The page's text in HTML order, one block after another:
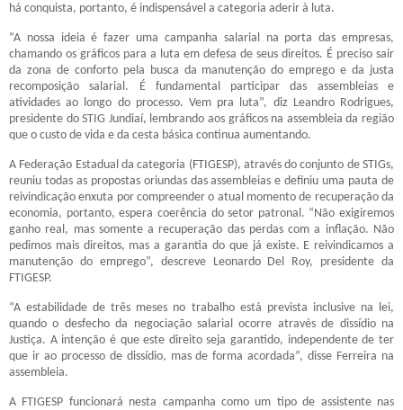
há conquista, portanto, é indispensável a categoria aderir à luta.
“A nossa ideia é fazer uma campanha salarial na porta das empresas,
chamando os gráficos para a luta em defesa de seus direitos. É preciso sair
da zona de conforto pela busca da manutenção do emprego e da justa
recomposição salarial. É fundamental participar das assembleias e
atividades ao longo do processo. Vem pra luta”, diz Leandro Rodrigues,
presidente do STIG Jundiaí, lembrando aos gráficos na assembleia da região
que o custo de vida e da cesta básica continua aumentando.
A Federação Estadual da categoria (FTIGESP), através do conjunto de STIGs,
reuniu todas as propostas oriundas das assembleias e definiu uma pauta de
reivindicação enxuta por compreender o atual momento de recuperação da
economia, portanto, espera coerência do setor patronal. “Não exigiremos
ganho real, mas somente a recuperação das perdas com a inflação. Não
pedimos mais direitos, mas a garantia do que já existe. E reivindicamos a
manutenção do emprego”, descreve Leonardo Del Roy, presidente da
FTIGESP.
“A estabilidade de três meses no trabalho está prevista inclusive na lei,
quando o desfecho da negociação salarial ocorre através de dissídio na
Justiça. A intenção é que este direito seja garantido, independente de ter
que ir ao processo de dissídio, mas de forma acordada”, disse Ferreira na
assembleia.
A FTIGESP funcionará nesta campanha como um tipo de assistente nas